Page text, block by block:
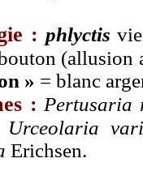
: phlyctis
(allusion
» = blanc
: Pertusaria
Urceolaria
Erichsen.